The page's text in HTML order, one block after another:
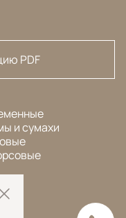
PDF
и сумахи